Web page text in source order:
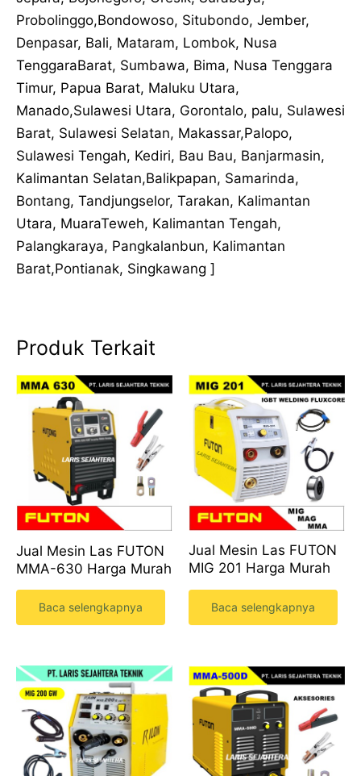
Probolinggo,Bondowoso, Situbondo, Jember,
Denpasar, Bali, Mataram, Lombok, Nusa
TenggaraBarat, Sumbawa, Bima, Nusa Tenggara
Timur, Papua Barat, Maluku Utara,
Manado,Sulawesi Utara, Gorontalo, palu, Sulawesi
Barat, Sulawesi Selatan, Makassar,Palopo,
Sulawesi Tengah, Kediri, Bau Bau, Banjarmasin,
Kalimantan Selatan,Balikpapan, Samarinda,
Bontang, Tandjungselor, Tarakan, Kalimantan
Utara, MuaraTeweh, Kalimantan Tengah,
Palangkaraya, Pangkalanbun, Kalimantan
Barat,Pontianak, Singkawang ]
Produk Terkait
Jual Mesin Las FUTON
MMA-630 Harga Murah
Baca selengkapnya
Jual Mesin Las FUTON
MIG 201 Harga Murah
Baca selengkapnya